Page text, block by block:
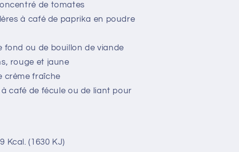
de tomates
à café de paprika en poudre
fond ou de bouillon de viande
rouge et jaune
crème fraîche
à café de fécule ou de liant pour
Kcal. (1630 KJ)